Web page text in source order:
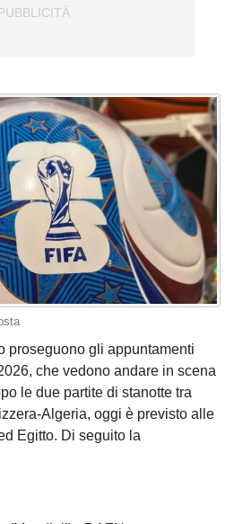
proseguono gli appuntamenti
che vedono andare in scena
le due partite di stanotte tra
Algeria, oggi è previsto alle
Egitto. Di seguito la